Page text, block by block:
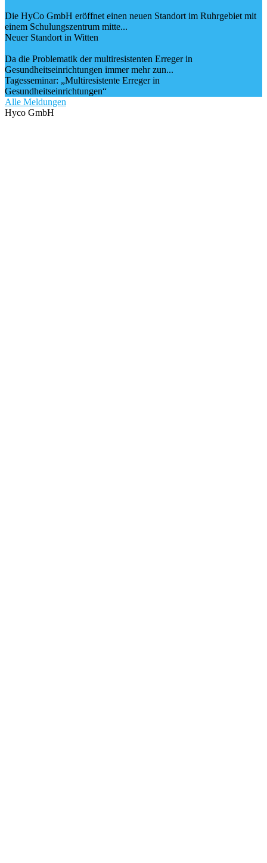
Die HyCo GmbH eröffnet einen neuen Standort im Ruhrgebiet mit
einem Schulungszentrum mitte...
Neuer Standort in Witten
Da die Problematik der multiresistenten Erreger in
Gesundheitseinrichtungen immer mehr zun...
Tagesseminar: „Multiresistente Erreger in
Gesundheitseinrichtungen“
Alle Meldungen
Hyco GmbH